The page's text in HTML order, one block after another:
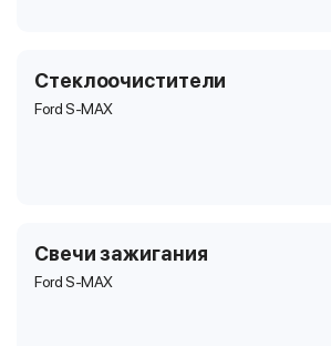
Стеклоочистители
Ford S-MAX
Свечи зажигания
Ford S-MAX